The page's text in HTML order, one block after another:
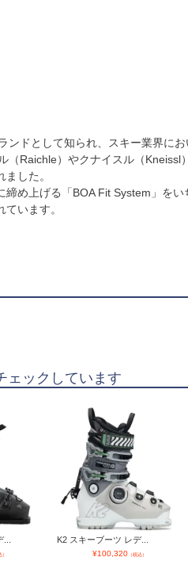
ンドとして知られ、スキー業界に
（Raichle）やクナイスル（Kneissl
した。
め上げる「BOA Fit System」を
います。
ェックしています
K2 スキーブーツ レデ...
¥100,320（税込）